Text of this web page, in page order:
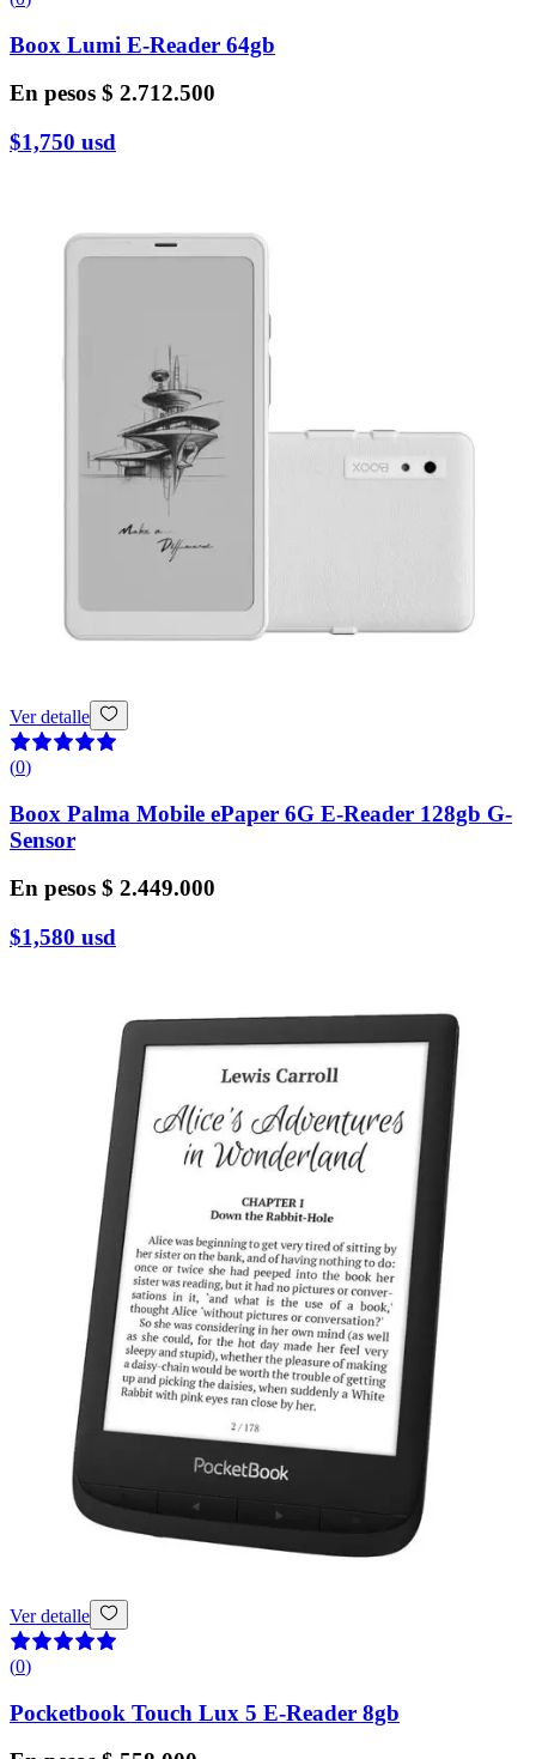
Boox Lumi E-Reader 64gb
En pesos $ 2.712.500
$1,750 usd
Ver detalle
(0)
Boox Palma Mobile ePaper 6G E-Reader 128gb G-
Sensor
En pesos $ 2.449.000
$1,580 usd
Ver detalle
(0)
Pocketbook Touch Lux 5 E-Reader 8gb